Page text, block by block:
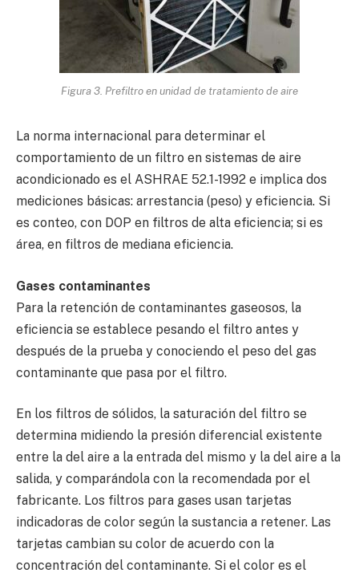
Figura 3. Prefiltro en unidad de tratamiento de aire
La norma internacional para determinar el
comportamiento de un filtro en sistemas de aire
acondicionado es el ASHRAE 52.1-1992 e implica dos
mediciones básicas: arrestancia (peso) y eficiencia. Si
es conteo, con DOP en filtros de alta eficiencia; si es
área, en filtros de mediana eficiencia.
Gases contaminantes
Para la retención de contaminantes gaseosos, la
eficiencia se establece pesando el filtro antes y
después de la prueba y conociendo el peso del gas
contaminante que pasa por el filtro.
En los filtros de sólidos, la saturación del filtro se
determina midiendo la presión diferencial existente
entre la del aire a la entrada del mismo y la del aire a la
salida, y comparándola con la recomendada por el
fabricante. Los filtros para gases usan tarjetas
indicadoras de color según la sustancia a retener. Las
tarjetas cambian su color de acuerdo con la
concentración del contaminante. Si el color es el